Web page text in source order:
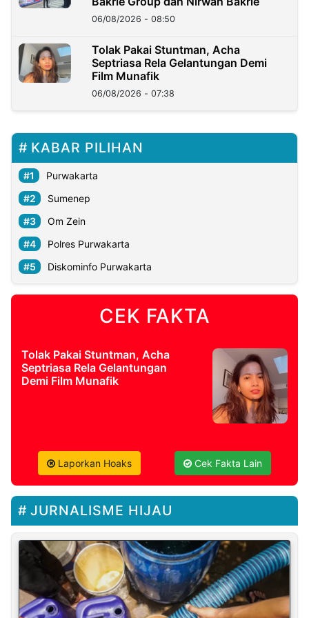
06/08/2026 - 08:50
Tolak Pakai Stuntman, Acha
Septriasa Rela Gelantungan Demi
Film Munafik
06/08/2026 - 07:38
KABAR PILIHAN
Purwakarta
Sumenep
Om Zein
Polres Purwakarta
Diskominfo Purwakarta
CEK FAKTA
Tolak Pakai Stuntman, Acha
Septriasa Rela Gelantungan
Demi Film Munafik
Laporkan Hoaks Cek Fakta Lain
JURNALISME HIJAU